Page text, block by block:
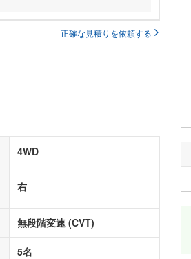
正確な見積りを依頼する
4WD
右
無段階変速 (CVT)
5名